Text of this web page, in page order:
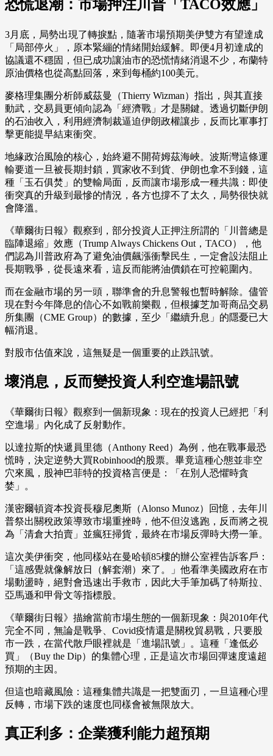
恐慌退潮：市場押注川普「TACO效應」
3月底，局勢出現了轉捩點，隨著市場預期美伊雙方有望達成
「局部停火」，原本緊繃的情緒開始緩解。即便4月初達成的
協議還不穩固，但已成功讓油市的恐慌情緒消退不少，布蘭特
原油價格也從高點回落，來到每桶約100美元。
麥格理集團分析師威茲曼（Thierry Wizman）指出，與其直接
動武，交易員更傾向認為「經濟戰」才是關鍵。透過切斷伊朗
的石油收入，利用經濟制裁逼迫伊朗政權讓步，反而比軍事打
擊更能提早結束衝突。
地緣政治風險的核心，始終避不開荷姆茲海峽。波斯灣這條運
輸要道一旦被長期封鎖，買家收不到貨、伊朗也拿不到錢，這
種「玉石俱焚」的雙輸局面，反而讓市場形成一種共識：即使
衝突真的升級到最慘的情況，各方也撐不了太久，局勢很快就
會降溫。
《華爾街日報》觀察到，部分投資人正押注所謂的「川普總是
臨陣退縮」效應（Trump Always Chickens Out，TACO），他
們認為川普政府為了避免油價飆漲衝擊民生，一定會設法阻止
長期戰爭，從長遠來看，這反而能將油價鎖在可控範圍內。
而在金融市場的另一頭，聯準會的升息警報也暫時解除。儘管
現在對今年降息的信心不如戰前樂觀，但根據芝加哥商品交易
所集團（CME Group）的數據，至少「繼續升息」的隱憂已大
幅消退。
對股市估值來說，這無疑是一個重要的止跌訊號。
壞消息，反而變投資人利空進場訊號
《華爾街日報》觀察到一個新現象：現在的投資人已經把「利
空進場」內化成了反射動作。
以達拉斯的快遞員里德（Anthony Reed）為例，他在戰事最恐
慌時，決定逆勢大買Robinhood的股票。畢竟這種心態並非空
穴來風，股神巴菲特的投資格言便是：「在別人恐懼時貪
婪」。
漢密爾頓資本投資長穆尼奧斯（Alonso Munoz）回憶，去年川
普祭出關稅政策導致市場重挫時，他不但沒逃跑，反而將之視
為「清倉大拍賣」並瘋狂掃貨，最終在市場反彈時大撈一筆。
這次美伊衝突，他同樣站在曼哈頓85樓的辦公室裡告訴客戶：
「這感覺就像解放日（解套潮）來了。」他看準美國政府在市
場動盪時，絕對會迅速出手救市，因此大手筆加碼了特斯拉、
亞馬遜和甲骨文等指標股。
《華爾街日報》描繪當前市場生態的一個新現象：與2010年代
完全不同，無論是戰爭、Covid疫情還是關稅貿易戰，只要股
市一跌，在當代散戶眼裡就是「進場訊號」。這種「逢低必
買」（Buy the Dip）的集體心理，正是這次市場回彈速度遠超
預期的主因。
但這也暗藏風險：這種集體共識是一把雙面刃，一旦這種心理
反轉，市場下跌的速度也同樣會被無限放大。
真正利多：企業獲利能力超預期